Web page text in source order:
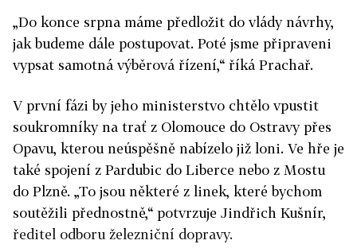
„Do konce srpna máme předložit do vlády návrhy,
jak budeme dále postupovat. Poté jsme připraveni
vypsat samotná výběrová řízení,“ říká Prachař.
V první fázi by jeho ministerstvo chtělo vpustit
soukromníky na trať z Olomouce do Ostravy přes
Opavu, kterou neúspěšně nabízelo již loni. Ve hře je
také spojení z Pardubic do Liberce nebo z Mostu
do Plzně. „To jsou některé z linek, které bychom
soutěžili přednostně,“ potvrzuje Jindřich Kušnír,
ředitel odboru železniční dopravy.